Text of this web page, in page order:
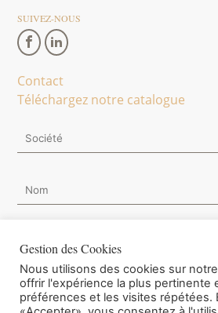
SUIVEZ-NOUS
Contact
Téléchargez notre catalogue
Je souhaite m'inscrire à la Newsletter.
Gestion des Cookies
Nous utilisons des cookies sur
offrir l'expérience la plus pertinente
préférences et les visites répétées.